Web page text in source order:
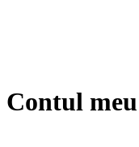
Contul meu